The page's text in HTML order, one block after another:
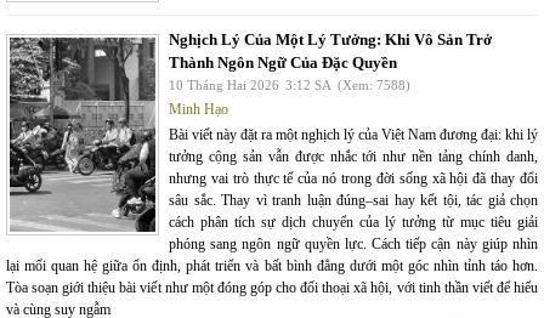
Nghịch Lý Của Một Lý Tưởng: Khi Vô Sản Trở
Thành Ngôn Ngữ Của Đặc Quyền
10 Tháng Hai 2026 3:12 SA (Xem: 7588)
Minh Hạo
Bài viết này đặt ra một nghịch lý của Việt Nam đương đại: khi lý
tưởng cộng sản vẫn được nhắc tới như nền tảng chính danh,
nhưng vai trò thực tế của nó trong đời sống xã hội đã thay đổi
sâu sắc. Thay vì tranh luận đúng–sai hay kết tội, tác giả chọn
cách phân tích sự dịch chuyển của lý tưởng từ mục tiêu giải
phóng sang ngôn ngữ quyền lực. Cách tiếp cận này giúp nhìn
lại mối quan hệ giữa ổn định, phát triển và bất bình đẳng dưới một góc nhìn tỉnh táo hơn.
Tòa soạn giới thiệu bài viết như một đóng góp cho đối thoại xã hội, với tinh thần viết để hiểu
và cùng suy ngẫm